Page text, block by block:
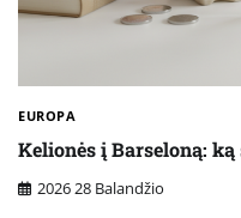
EUROPA
Kelionės į Barseloną:
2026 28 Balandžio